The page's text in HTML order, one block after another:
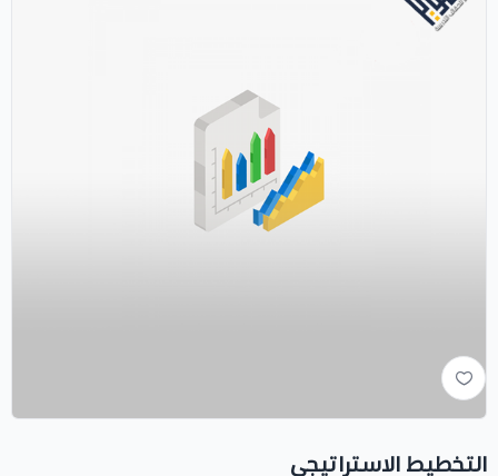
التخطيط الاستراتيجي